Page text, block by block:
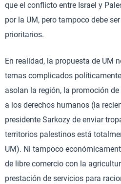
que el conflicto entre Israel y
por la UM, pero tampoco debe
prioritarios.
En realidad, la propuesta de UM
temas complicados
asolan la región, la promoción
a los derechos humanos (la
presidente Sarkozy de enviar
territorios palestinos está
UM). Ni tampoco
de libre comercio con la
prestación de servicios para